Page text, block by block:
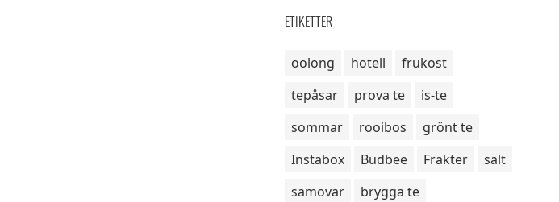
ETIKETTER
oolong hotell
frukost
tepåsar
prova te
is-te
sommar
rooibos
grönt te
Instabox
Budbee Frakter
salt
samovar
brygga te